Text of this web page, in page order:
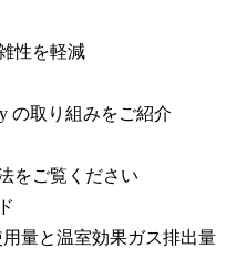
性を軽減
の取り組みをご紹介
をご覧ください
量と温室効果ガス排出量